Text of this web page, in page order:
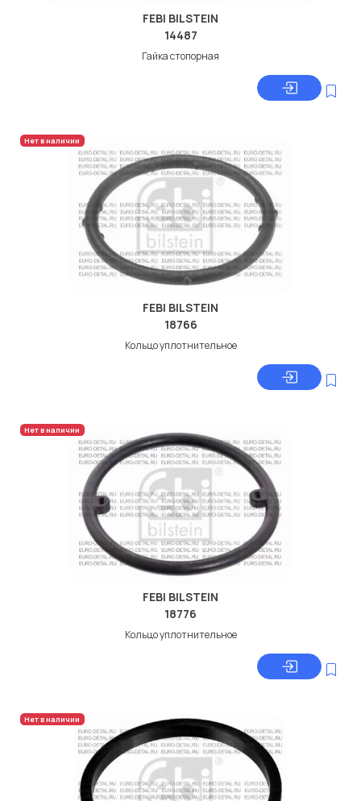
FEBI BILSTEIN
14487
Гайка стопорная
Нет в наличии
FEBI BILSTEIN
18766
Кольцо уплотнительное
Нет в наличии
FEBI BILSTEIN
18776
Кольцо уплотнительное
Нет в наличии